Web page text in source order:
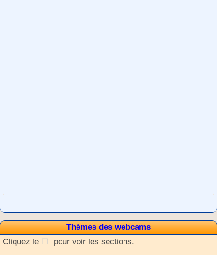
Thèmes des webcams
Cliquez le
pour voir les sections.